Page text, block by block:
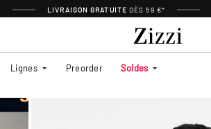
LIVRAISON GRATUITE DÈS 59 €*
Lignes Preorder Soldes